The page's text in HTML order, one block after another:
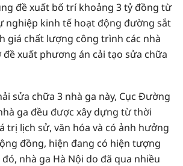
đề xuất bố trí khoảng 3 tỷ đồng từ
nghiệp kinh tế hoạt động đường sắt
giá chất lượng công trình các nhà
đề xuất phương án cải tạo sửa chữa
sửa chữa 3 nhà ga này, Cục Đường
ga đều được xây dựng từ thời
trị lịch sử, văn hóa và có ảnh hưởng
đồng, hiện đang có hiện tượng
nhà ga Hà Nội do đã qua nhiều